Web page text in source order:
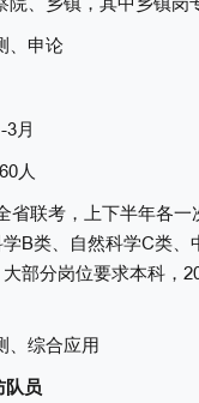
、申论
月
人
省联考，上下半年各一
B类、自然科学C类、
大部分岗位要求本科，
、综合应用
队员